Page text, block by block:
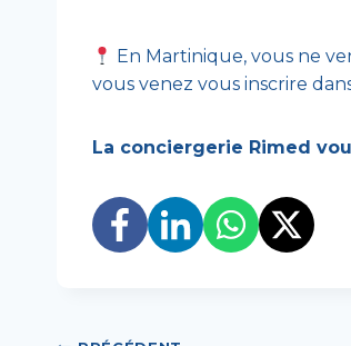
En Martinique, vous ne
vous venez vous inscrire
La conciergerie Rimed